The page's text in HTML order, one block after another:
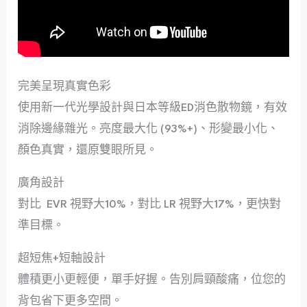
完美呈現真實色彩
使用新一代光學設計與日本等級ED消色散物鏡，有效
消除邊緣雜光。亮度最大化 (93%+)、形變最小化、
顏色真實，還原雙眼所見。
廣角設計
對比
EVR 視野大10%，對比 LR 視野大17%，更快對
準目標。
超短焦+短軸設計
體積更小更輕便，單手好握。告別肩頸酸痛，位您的
背包省下更多空間。